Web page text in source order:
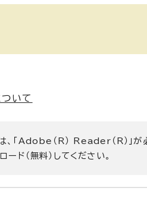
いて
、「Adobe（R） Reader（R）」
ード（無料）してください。